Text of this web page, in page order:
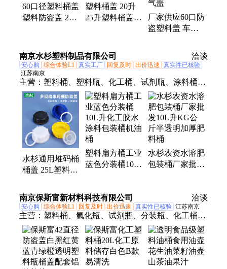
60口径塑料桶盖
塑料防盗盖 25
塑料桶盖 20升
25升塑料桶盖子
厂家供应60口防
盗塑料盖 车用
化工桶透气盖
南京水杉塑料制品有限公司 洽谈
安心购 综合体验L1 真实工厂 回复及时 出价迅速
真实性已核验
江苏南京
主营： 塑料桶、塑料瓶、化工桶、试剂瓶、涂料桶、
小龙虾桶、化肥桶、农药瓶、肥料桶、食品级桶、耐
酸碱堆码桶、废液桶、机油桶、农资桶、水溶肥桶、
透明塑料桶、25L塑料桶、高阻隔瓶、固体瓶、PP
桶、PE瓶、洗护瓶、工业用桶、圆瓶、堆码桶
水杉通用堆码桶
桶盖 25L塑料桶
桶盖子60mm
塑料扁方桶工业
蓝色分装桶10L
水杉农资水溶肥
包装桶厂家批发
南京保斯富新材料科技有限公司 洽谈
安心购 综合体验L1 回复及时 出价迅速 真实性已核验 江苏南京
主营： 塑料桶、氟化瓶、试剂瓶、分装瓶、化工桶、
实验室废液桶、实验室试剂桶、耐酸碱堆码桶、耐酸
碱废液桶、加厚试剂密封桶、PE瓶、塑料瓶、圆瓶、
方瓶、广口瓶、PP瓶、大口方瓶、耐酸碱试剂瓶、包
装桶、农资桶、化学试剂瓶、PE塑料瓶、废液桶、工